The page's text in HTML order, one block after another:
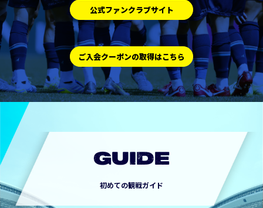
公式ファンクラブサイト
ご入会クーポンの取得はこちら
GUIDE
初めての観戦ガイド